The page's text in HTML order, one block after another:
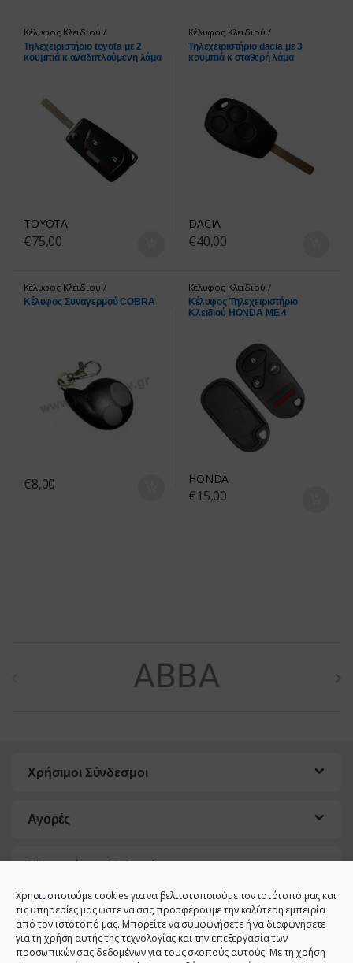
Χρησιμοποιούμε cookies για να βελτιστοποιούμε τον ιστότοπό μας και
τις υπηρεσίες μας ώστε να σας προσφέρουμε την καλύτερη εμπειρία
από τον ιστότοπό μας. Μπορείτε να συμφωνήσετε ή να διαφωνήσετε
για τη χρήση αυτής της τεχνολογίας και την επεξεργασία των
προσωπικών σας δεδομένων για τους σκοπούς αυτούς. Με τη χρήση
Κέλυφος Κλειδιού /
τηλεχειριστήρια
Τηλεχειριστήριο toyota με 2
κουμπιά κ αναδιπλούμενη λάμα
TOYOTA
€75,00
Κέλυφος Κλειδιού /
τηλεχειριστήρια
Τηλεχειριστήριο dacia με 3
κουμπιά κ σταθερή λάμα
DACIA
€40,00
Κέλυφος Κλειδιού /
τηλεχειριστήρια
Κέλυφος Συναγερμού COBRA
€8,00
Κέλυφος Κλειδιού /
τηλεχειριστήρια
Κέλυφος Τηλεχειριστήριο
Κλειδιού HONDA ΜΕ 4
HONDA
€15,00
Χρήσιμοι Σύνδεσμοι
Αγορές
Εξυπηρέτηση Πελατών